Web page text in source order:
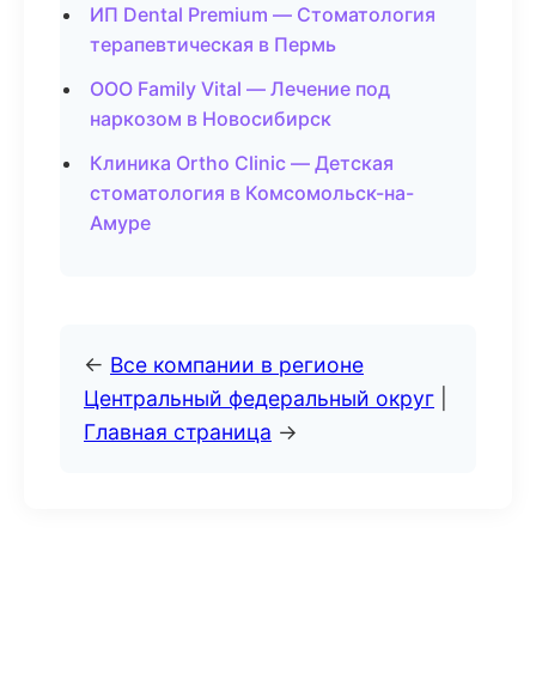
ИП Dental Premium — Стоматология
терапевтическая в Пермь
ООО Family Vital — Лечение под
наркозом в Новосибирск
Клиника Ortho Clinic — Детская
стоматология в Комсомольск-на-
Амуре
← Все компании в регионе
Центральный федеральный округ
Главная страница →